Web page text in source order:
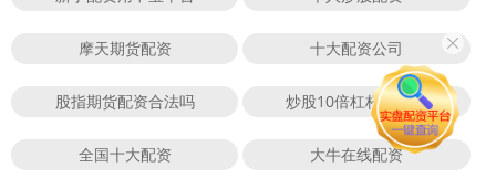
摩天期货配资 十大配资公司
股指期货配资合法吗 炒股10倍杠杆合法吗
全国十大配资 大牛在线配资